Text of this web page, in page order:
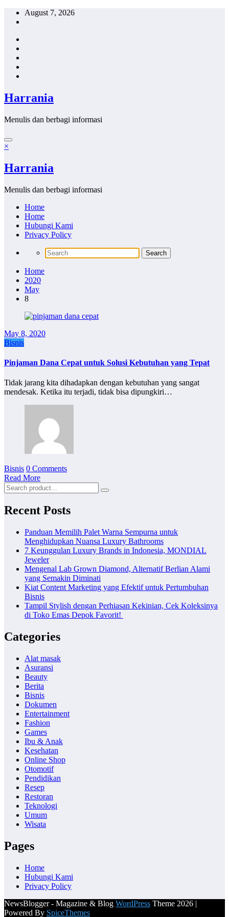
Skip
August 7, 2026
Harrania
Menulis dan berbagi informasi
×
Harrania
Menulis dan berbagi informasi
Home
Home
Hubungi Kami
Privacy Policy
Home
2020
May
8
May 8, 2020
Bisnis
Pinjaman Dana Cepat untuk Solusi Kebutuhan yang Tepat
Tidak jarang kita dihadapkan dengan kebutuhan yang sangat
mendesak. Ketika itu terjadi, tidak bisa dipungkiri…
Bisnis 0 Comments
Read More
Recent Posts
Panduan Memilih Palet Warna Sempurna untuk
Menghidupkan Nuansa Luxury Bathrooms
7 Keunggulan Luxury Brands in Indonesia, MONDIAL
Jeweler
Mengenal Lab Grown Diamond, Alternatif Berlian Alami
yang Semakin Diminati
Kiat Content Marketing yang Efektif untuk Pertumbuhan
Bisnis
Tampil Stylish dengan Perhiasan Kekinian, Cek Koleksinya
di Toko Emas Depok Favorit!
Categories
Alat masak
Asuransi
Beauty
Berita
Bisnis
Dokumen
Entertainment
Fashion
Games
Ibu & Anak
Kesehatan
Online Shop
Otomotif
Pendidikan
Resep
Restoran
Teknologi
Umum
Wisata
Pages
Home
Hubungi Kami
Privacy Policy
NewsBlogger - Magazine & Blog WordPress Theme 2026 |
Powered By SpiceThemes